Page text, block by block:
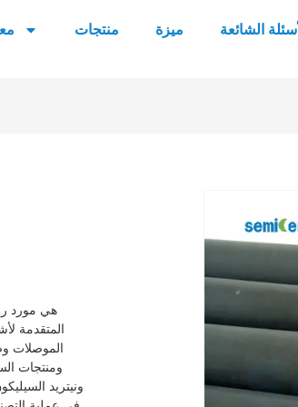
منتجات ميزة الشائعة
المتقدمة
الموصلات
ونيتريد